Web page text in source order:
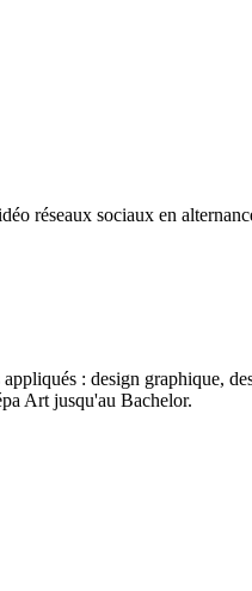
réseaux sociaux en
: design graphique,
Art jusqu'au Bachelor.